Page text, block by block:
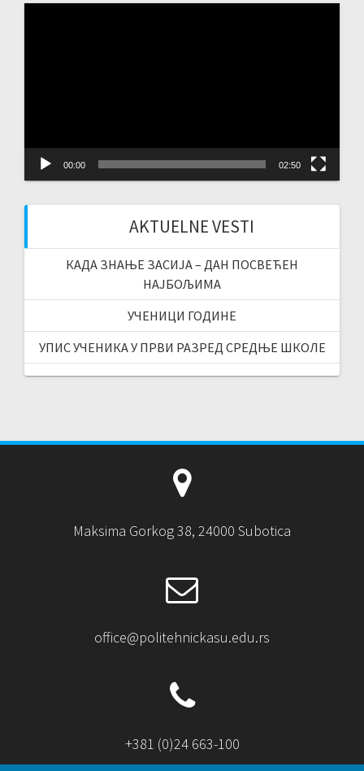
00:00 02:50
AKTUELNE VESTI
КАДА ЗНАЊЕ ЗАСИЈА – ДАН ПОСВЕЋЕН
НАЈБОЉИМА
УЧЕНИЦИ ГОДИНЕ
УПИС УЧЕНИКА У ПРВИ РАЗРЕД СРЕДЊЕ ШКОЛЕ
Maksima Gorkog 38, 24000 Subotica
office@politehnickasu.edu.rs
+381 (0)24 663-100